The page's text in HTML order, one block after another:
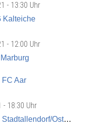
- 13:30 Uhr
Kalteiche
- 12:00 Uhr
FC Aar
- 18:30 Uhr
Ostkreis